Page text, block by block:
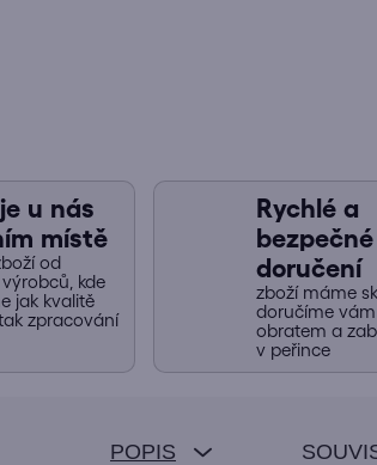
u nás
místě
od
kde
jak kvalitě
zpracování
Rychlé a
bezpečné
doručení
zboží máme
doručíme
obratem a
v peřince
POPIS